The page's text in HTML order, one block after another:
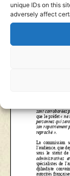
unique IDs on this
adversely affect